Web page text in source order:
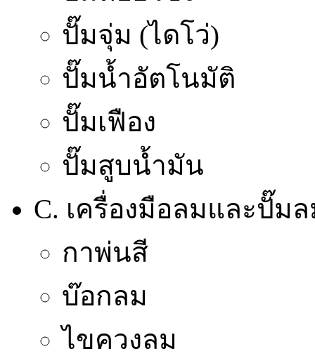
ปั๊มจุ่ม (ไดโว่)
ปั๊มน้ำอัตโนมัติ
ปั๊มเฟือง
ปั๊มสูบน้ำมัน
C. เครื่องมือลมและปั๊ม
กาพ่นสี
บ๊อกลม
ไขควงลม